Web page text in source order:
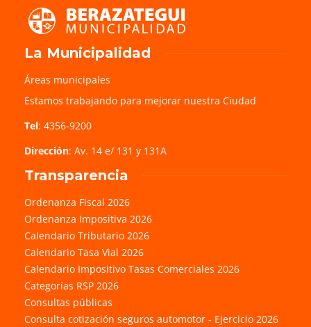
La Municipalidad
Áreas municipales
Estamos trabajando para mejorar nuestra Ciudad
Tel: 4356-9200
Dirección: Av. 14 e/ 131 y 131A
Transparencia
Ordenanza Fiscal 2026
Ordenanza Impositiva 2026
Calendario Tributario 2026
Calendario Tasa Vial 2026
Calendario Impositivo Tasas Comerciales 2026
Categorías RSP 2026
Consultas públicas
Consulta cotización seguros automotor - Ejercicio 2026